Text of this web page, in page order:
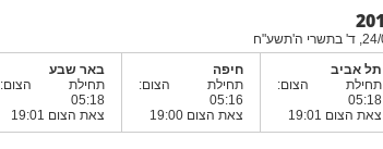
תל אביב
תחילת הצום:
05:18
צאת הצום 19:01
חיפה
תחילת הצום:
05:16
צאת הצום 19:00
באר שבע
תחילת הצום:
05:18
צאת הצום 19:01